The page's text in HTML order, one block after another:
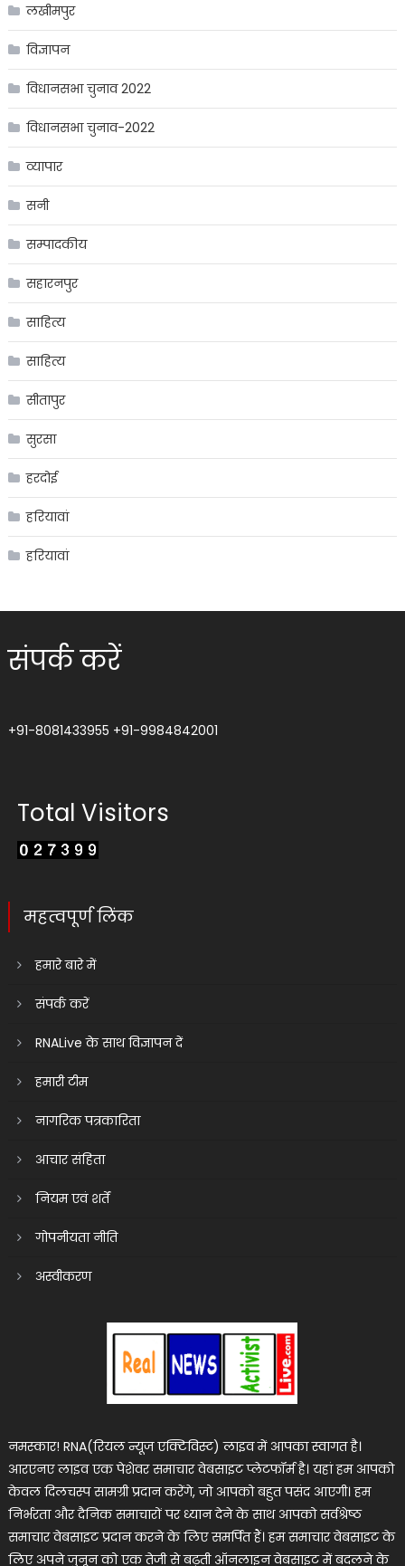
लखीमपुर
विज्ञापन
विधानसभा चुनाव 2022
विधानसभा चुनाव-2022
व्यापार
सनी
सम्पादकीय
सहारनपुर
साहित्य
साहित्य
सीतापुर
सुरसा
हरदोई
हरियावां
हरियावां
संपर्क करें
+91-8081433955 +91-9984842001
Total Visitors
महत्वपूर्ण लिंक
हमारे बारे में
संपर्क करें
RNALive के साथ विज्ञापन दें
हमारी टीम
नागरिक पत्रकारिता
आचार संहिता
नियम एवं शर्तें
गोपनीयता नीति
अस्वीकरण
नमस्कार! RNA(रियल न्यूज एक्टिविस्ट) लाइव में आपका स्वागत है।
आरएनए लाइव एक पेशेवर समाचार वेबसाइट प्लेटफॉर्म है। यहां हम आपको
केवल दिलचस्प सामग्री प्रदान करेंगे, जो आपको बहुत पसंद आएगी। हम
निर्भरता और दैनिक समाचारों पर ध्यान देने के साथ आपको सर्वश्रेष्ठ
समाचार वेबसाइट प्रदान करने के लिए समर्पित हैं। हम समाचार वेबसाइट के
लिए अपने जुनून को एक तेजी से बढ़ती ऑनलाइन वेबसाइट में बदलने के